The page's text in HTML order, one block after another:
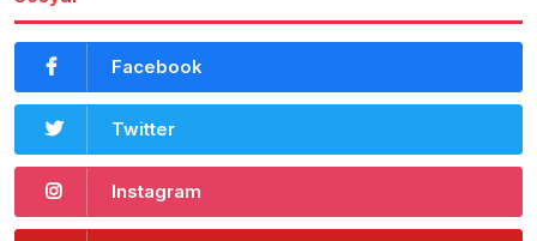
Facebook
Twitter
Instagram